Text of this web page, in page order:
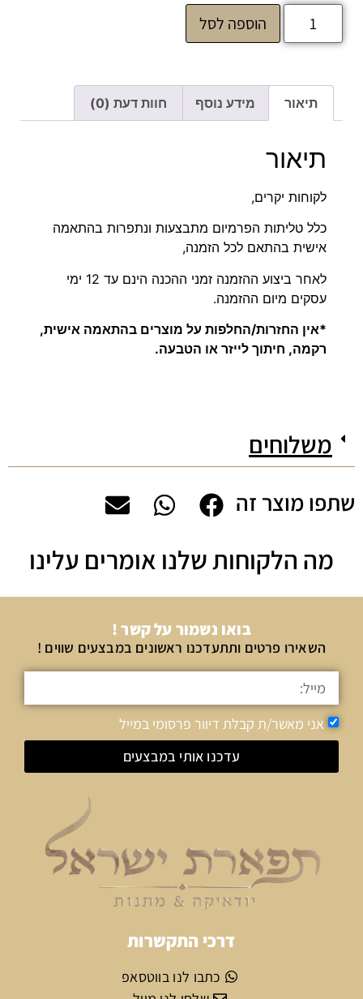
הוספה לסל
תיאור מידע נוסף חוות דעת (0)
תיאור
לקוחות יקרים,
כלל טליתות הפרמיום מתבצעות ונתפרות בהתאמה
אישית בהתאם לכל הזמנה,
לאחר ביצוע ההזמנה זמני ההכנה הינם עד 12 ימי
עסקים מיום ההזמנה.
*אין החזרות/החלפות על מוצרים בהתאמה אישית,
רקמה, חיתוך לייזר או הטבעה.
משלוחים
שתפו מוצר זה
מה הלקוחות שלנו אומרים עלינו
בואו נשמור על קשר !
השאירו פרטים ותתעדכנו ראשונים במבצעים שווים !
אני מאשר/ת קבלת דיוור פרסומי במייל
עדכנו אותי במבצעים
דרכי התקשרות
כתבו לנו בווטסאפ